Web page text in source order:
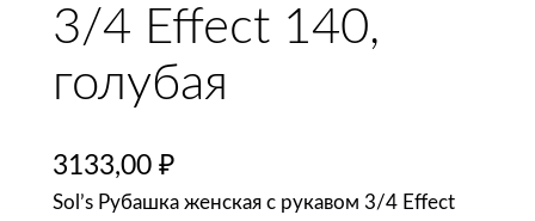
3/4 Effect 140,
голубая
3133,00 ₽
Sol’s Рубашка женская с рукавом 3/4 Effect